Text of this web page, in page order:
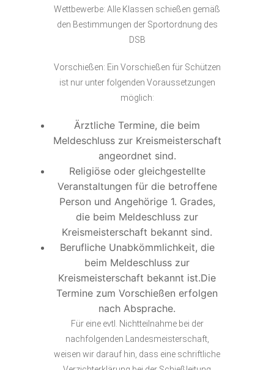
Wettbewerbe: Alle Klassen schießen gemäß
den Bestimmungen der Sportordnung des
DSB
Vorschießen: Ein Vorschießen für Schützen
ist nur unter folgenden Voraussetzungen
möglich:
Ärztliche Termine, die beim
Meldeschluss zur Kreismeisterschaft
angeordnet sind.
Religiöse oder gleichgestellte
Veranstaltungen für die betroffene
Person und Angehörige 1. Grades,
die beim Meldeschluss zur
Kreismeisterschaft bekannt sind.
Berufliche Unabkömmlichkeit, die
beim Meldeschluss zur
Kreismeisterschaft bekannt ist.Die
Termine zum Vorschießen erfolgen
nach Absprache.
Für eine evtl. Nichtteilnahme bei der
nachfolgenden Landesmeisterschaft,
weisen wir darauf hin, dass eine schriftliche